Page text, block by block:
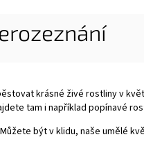
krásné živé rostliny v
tam i například popínavé
být v klidu, naše umělé